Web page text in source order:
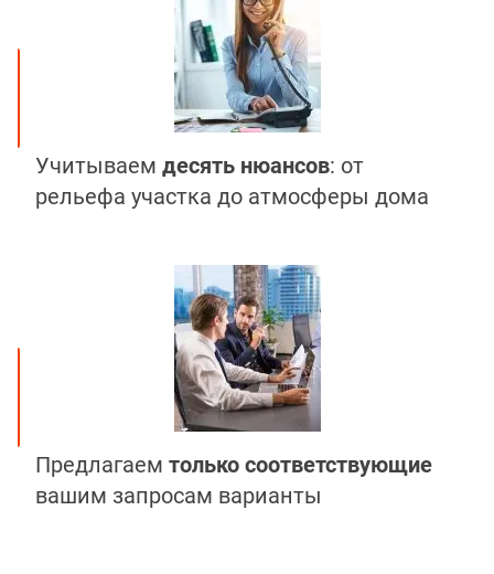
Учитываем десять нюансов: от
рельефа участка до атмосферы дома
Предлагаем только соответствующие
вашим запросам варианты